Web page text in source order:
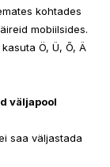
kohtades
mobiilsides.
Ö, Ü, Õ, Ä
väljapool
saa väljastada